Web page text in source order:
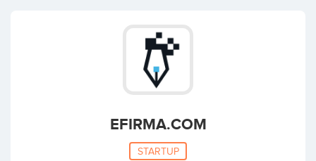
EFIRMA.COM
STARTUP